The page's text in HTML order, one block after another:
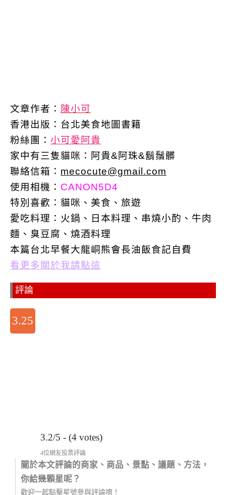
文章作者： 陳小可
香港出版： 台北美食地圖書籍
粉絲團： 小可愛阿貴
家中有三隻貓咪：阿貴&阿珠&鬍鬚髒
聯絡信箱： mecocute@gmail.com
使用相機： CANON5D4
特別喜歡： 貓咪、美食、旅遊
愛吃料理：火鍋、日本料理、串燒小酌、牛肉
麵、臭豆腐、燒酒料理
本篇台北早餐大龍峒熊會長油飯食記自費
看更多關於我請點這
評論
3.25
3.2/5 - (4 votes)
4位網友投票評論
關於本文評論的商家、商品、景點、議題、方法，
你給幾顆星呢？
歡迎一起點擊星號參與評論唷！